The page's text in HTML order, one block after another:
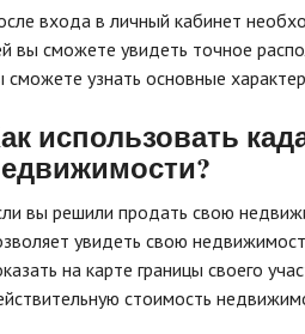
входа в личный кабинет
вы сможете увидеть точное
сможете узнать основные
использовать
вы решили продать свою
увидеть свою
на карте границы своего
стоимость